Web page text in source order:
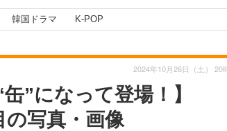
韓国ドラマ K-POP
”になって登場！】
の写真・画像
2024年10月26日（土） 20